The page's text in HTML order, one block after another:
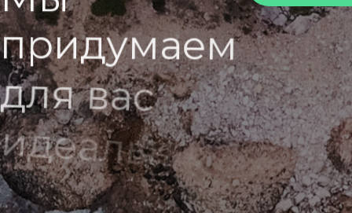
придумаем
для вас
идеальный
маршрут!